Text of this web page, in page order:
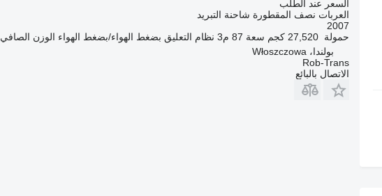
السعر عند الطلب
العربات نصف المقطورة شاحنة التبريد
2007
حمولة 27,520 كجم سعة 87 م3 نظام التعليق بضغط الهواء/بضغط الهواء الوزن الصافي
بولندا، Włoszczowa
Rob-Trans
الاتصال بالبائع